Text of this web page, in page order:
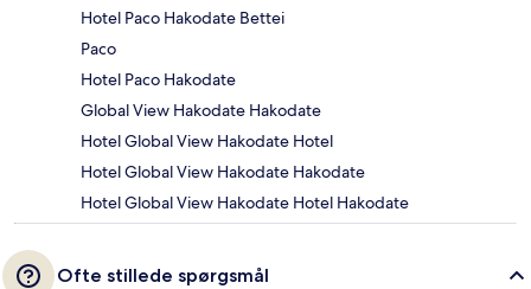
Hotel Paco Hakodate Bettei
Paco
Hotel Paco Hakodate
Global View Hakodate Hakodate
Hotel Global View Hakodate Hotel
Hotel Global View Hakodate Hakodate
Hotel Global View Hakodate Hotel Hakodate
Ofte stillede spørgsmål